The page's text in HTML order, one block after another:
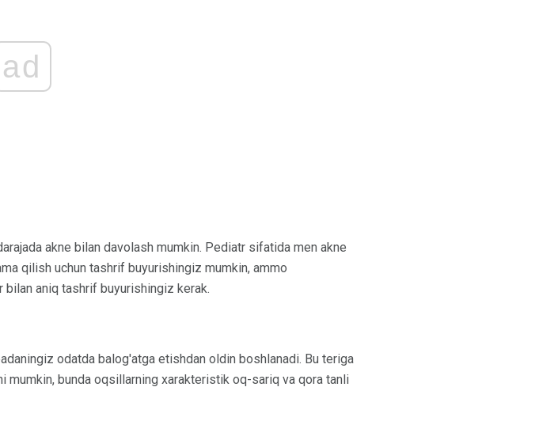
ad
akne bilan davolash mumkin. Pediatr sifatida men akne
qilish uchun tashrif buyurishingiz mumkin, ammo
aniq tashrif buyurishingiz kerak.
odatda balog'atga etishdan oldin boshlanadi. Bu teriga
bunda oqsillarning xarakteristik oq-sariq va qora tanli